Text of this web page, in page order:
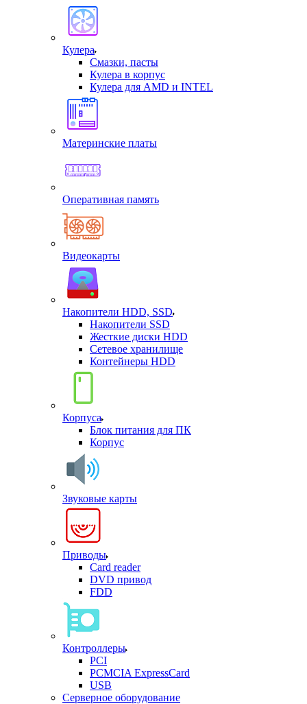
Кулера
Смазки, пасты
Кулера в корпус
Кулера для AMD и INTEL
Материнские платы
Оперативная память
Видеокарты
Накопители HDD, SSD
Накопители SSD
Жесткие диски HDD
Сетевое хранилище
Контейнеры HDD
Корпуса
Блок питания для ПК
Корпус
Звуковые карты
Приводы
Card reader
DVD привод
FDD
Контроллеры
PCI
PCMCIA ExpressCard
USB
Cерверное оборудование